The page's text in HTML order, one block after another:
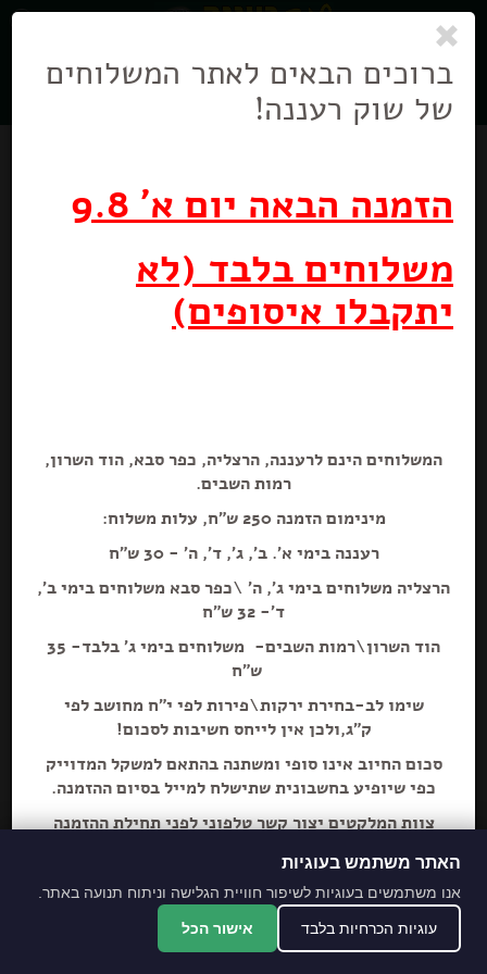
ניווט
בניווט
ברוכים הבאים לאתר המשלוחים
של שוק רעננה!
הזמנה הבאה יום א' 9.8
משלוחים בלבד (לא
יתקבלו איסופים)
המשלוחים הינם לרעננה, הרצליה, כפר סבא, הוד השרון,
רמות השבים.
מינימום הזמנה 250 ש"ח, עלות משלוח:
רעננה בימי א'. ב', ג', ד', ה' - 30 ש"ח
הרצליה משלוחים בימי ג', ה' \כפר סבא משלוחים בימי ב',
ד'- 32 ש"ח
הוד השרון\רמות השבים- משלוחים בימי ג' בלבד- 35
ש"ח
שימו לב-בחירת ירקות\פירות לפי י"ח מחושב לפי
ק"ג,ולכן אין לייחס חשיבות לסכום!
סכום החיוב אינו סופי ומשתנה בהתאם למשקל המדוייק
כפי שיופיע בחשבונית שתישלח למייל בסיום ההזמנה.
צוות המלקטים יצור קשר טלפוני לפני תחילת ההזמנה
מתחייבים לסחורה הכי
מובחרת!
*האתר והמקום עם נגישות מלאה לנכים.
האתר משתמש בעוגיות
אנו משתמשים בעוגיות לשיפור חוויית הגלישה וניתוח תנועה באתר.
עוגיות הכרחיות בלבד אישור הכל